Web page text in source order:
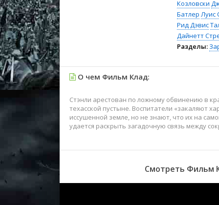
Козловски
Батлер Луис
Рид Дэвис
Дайнетт
Разделы:
О чем Фильм Клад:
Стэнли арестован по ложному обвинению в
техасской пустыне. Воспитатели «закаляют
иссушенной земле, но не знают, что их на
удается раскрыть загадочную связь между
Смотреть Фильм